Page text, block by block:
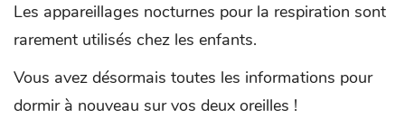
Les appareillages nocturnes pour la respiration sont
rarement utilisés chez les enfants.
Vous avez désormais toutes les informations pour
dormir à nouveau sur vos deux oreilles !